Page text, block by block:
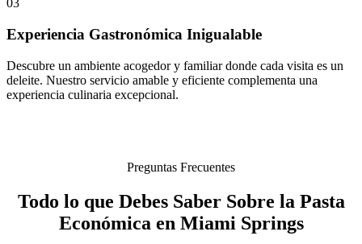
03
Experiencia Gastronómica Inigualable
Descubre un ambiente acogedor y familiar donde cada visita es un
deleite. Nuestro servicio amable y eficiente complementa una
experiencia culinaria excepcional.
Preguntas Frecuentes
Todo lo que Debes Saber Sobre la Pasta
Económica en Miami Springs